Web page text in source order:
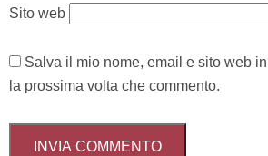
Sito web
Salva il mio nome, email e sito web
la prossima volta che commento.